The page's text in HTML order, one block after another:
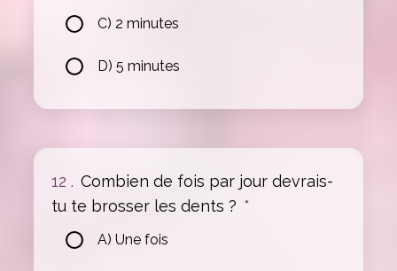
C) 2 minutes
D) 5 minutes
12 . Combien de fois par jour devrais-
tu te brosser les dents ? *
A) Une fois